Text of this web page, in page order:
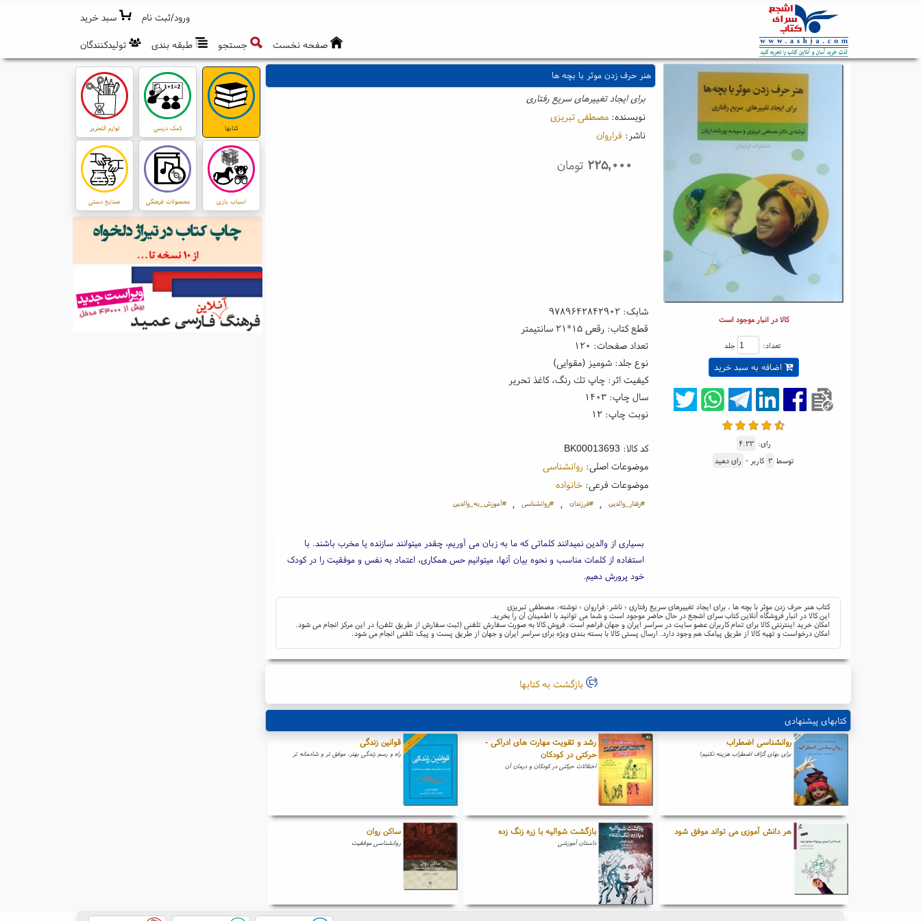
ورود/ثبت نام
سبد خرید
صفحه نخست
جستجو طبقه بندی تولیدکنندگان
هنر حرف زدن موثر با بچه ها
برای ایجاد تغییرهای سریع رفتاری
نویسنده: مصطفی تبریزی
ناشر: فراروان
۲۲۵,۰۰۰ تومان
کالا در انبار موجود است
تعداد: جلد
اضافه به سبد خرید
رای: ۴.۳۳
توسط ۳ کاربر - رای دهید
شابک:۹۷۸۹۶۴۲۸۴۲۹۰۲
قطع کتاب: رقعی ۱۵*۲۱ سانتیمتر
تعداد صفحات: ۱۲۰
نوع جلد: شومیز (مقوایی)
کیفیت اثر: چاپ تك رنگ، کاغذ تحریر
سال چاپ: ۱۴۰۳
نوبت چاپ: ۱۲
کد کالا: BK00013693
موضوعات اصلی: روانشناسی
موضوعات فرعی:خانواده
#رفتار_والدین ، #فرزندان ، #روانشناسی ، #آموزش_به_والدین
بسیاری از والدین نمیدانند کلماتی که ما به زبان می آوریم، چقدر میتوانند سازنده یا مخرب باشند. با
استفاده از کلمات مناسب و نحوه بیان آنها، میتوانیم حس همکاری، اعتماد به نفس و موفقیت را در کودک
خود پرورش دهیم.
کتاب هنر حرف زدن موثر با بچه ها ، برای ایجاد تغییرهای سریع رفتاری ؛ ناشر: فراروان ؛ نوشته: مصطفی تبریزی
این کالا در انبار فروشگاه آنلاین کتاب سرای اشجع در حال حاضر موجود است و شما می توانید با اطمینان آن را بخرید.
امکان خرید اینترنتی کالا برای تمام کاربران عضو سایت در سراسر ایران و جهان فراهم است. فروش کالا به صورت سفارش تلفنی (ثبت سفارش از طریق تلفن) در این مرکز انجام می شود.
امکان درخواست و تهیه کالا از طریق پیامک هم وجود دارد. ارسال پستی کالا با بسته بندی ویژه برای سراسر ایران و جهان از طریق پست و پیک تلفنی انجام می شود.
بازگشت به کتابها
کتابهای پیشنهادی
روانشناسی اضطراب
برای بهای گزاف اضطراب هزینه نکنیم!
رشد و تقویت مهارت های ادراکی -
حرکتی در کودکان
اختلالات حرکتی در کودکان و درمان آن
قوانین زندگی
راه و رسم زندگی بهتر، موفق تر و شادمانه تر
هر دانش آموزی می تواند موفق شود بازگشت شوالیه با زره زنگ زده
داستان آموزشی
ساکن روان
روانشناسی موفقیت
کتابها کمک درسی لوازم التحریر
اسباب بازی محصولات فرهنگی صنایع دستی